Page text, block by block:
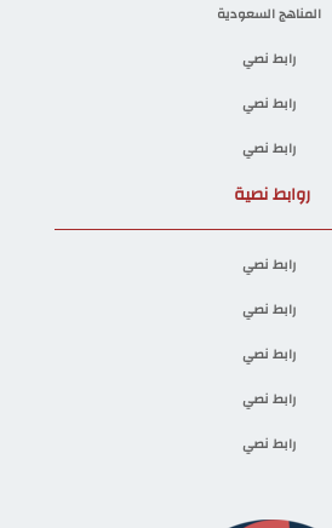
المناهج السعودية
رابط نصي
رابط نصي
رابط نصي
روابط نصية
رابط نصي
رابط نصي
رابط نصي
رابط نصي
رابط نصي